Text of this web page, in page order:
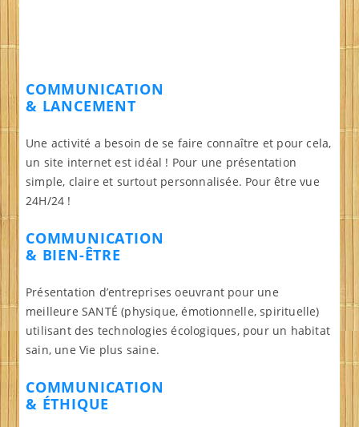
COMMUNICATION
& LANCEMENT
Une activité a besoin de se faire connaître et pour cela,
un site internet est idéal ! Pour une présentation
simple, claire et surtout personnalisée. Pour être vue
24H/24 !
COMMUNICATION
& BIEN-ÊTRE
Présentation d’entreprises oeuvrant pour une
meilleure SANTÉ (physique, émotionnelle, spirituelle)
utilisant des technologies écologiques, pour un habitat
sain, une Vie plus saine.
COMMUNICATION
& ÉTHIQUE